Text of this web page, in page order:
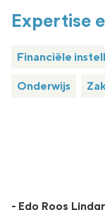
Expertise
Financiële
Onderwijs
- Edo Roos